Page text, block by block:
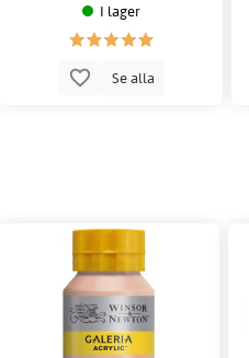
I lager
Se alla